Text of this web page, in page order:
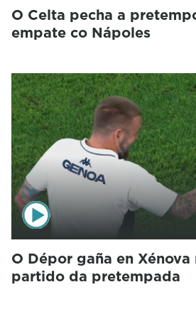
O Celta pecha a
empate co Nápoles
O Dépor gaña en
partido da pretempada